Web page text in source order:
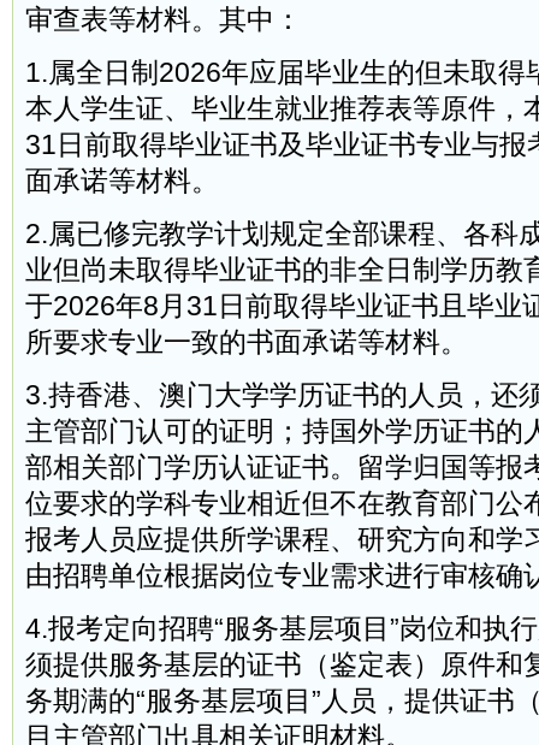
审查表等材料。其中：
1.属全日制2026年应届毕业生的但未取得
本人学生证、毕业生就业推荐表等原件，
31日前取得毕业证书及毕业证书专业与报
面承诺等材料。
2.属已修完教学计划规定全部课程、各科
业但尚未取得毕业证书的非全日制学历教
于2026年8月31日前取得毕业证书且毕业
所要求专业一致的书面承诺等材料。
3.持香港、澳门大学学历证书的人员，还
主管部门认可的证明；持国外学历证书的
部相关部门学历认证证书。留学归国等报
位要求的学科专业相近但不在教育部门公
报考人员应提供所学课程、研究方向和学
由招聘单位根据岗位专业需求进行审核确
4.报考定向招聘“服务基层项目”岗位和执
须提供服务基层的证书（鉴定表）原件和
务期满的“服务基层项目”人员，提供证书
目主管部门出具相关证明材料。